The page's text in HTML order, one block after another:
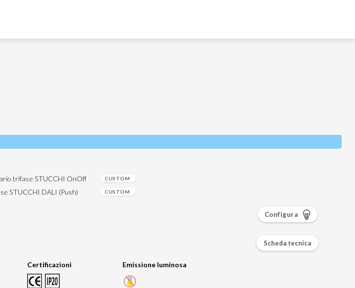
trifase STUCCHI OnOff CUSTOM
STUCCHI DALI (Push) CUSTOM
Certificazioni Emissione luminosa
Configura
Scheda tecnica